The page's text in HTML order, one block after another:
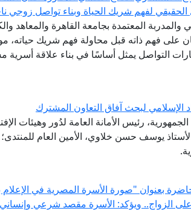
لفهم شريك الحياة وبناء تواصل زوجي
المعتمدة بجامعة القاهرة والمعاهد
على فهم ذاته قبل محاولة فهم شريك حياته،
التواصل يمثل أساسًا في بناء علاقة أسرية
الإسلامي لبحث آفاق التعاون المشترك
رئيس الأمانة العامة لدُور وهيئات
يوسف حسن خلاوي، الأمين العام
بعنوان "صورة الأسرة المصرية في الإعلام
الزواج.. ويؤكد: الأسرة مقصد شرعي وإنساني